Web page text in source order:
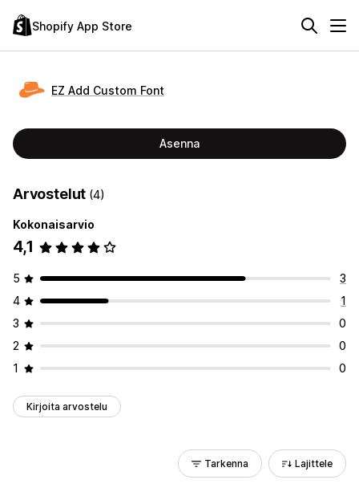
Shopify App Store
EZ Add Custom Font
Asenna
Arvostelut (4)
Kokonaisarvio
4,1
5
3
4
1
3
0
2
0
1
0
Kirjoita arvostelu
Tarkenna Lajittele